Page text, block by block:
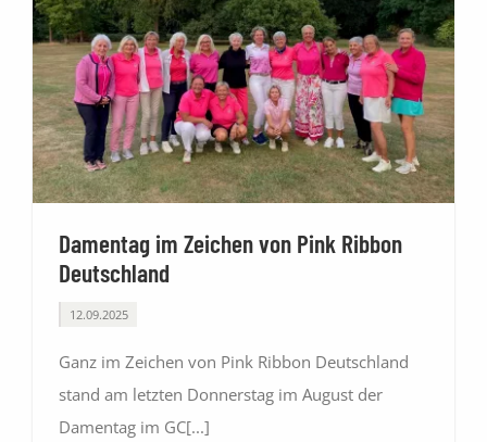
Damentag im Zeichen von Pink Ribbon
Deutschland
12.09.2025
Ganz im Zeichen von Pink Ribbon Deutschland
stand am letzten Donnerstag im August der
Damentag im GC[...]